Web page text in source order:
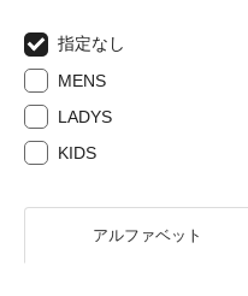
指定なし
MENS
LADYS
KIDS
アルファベット